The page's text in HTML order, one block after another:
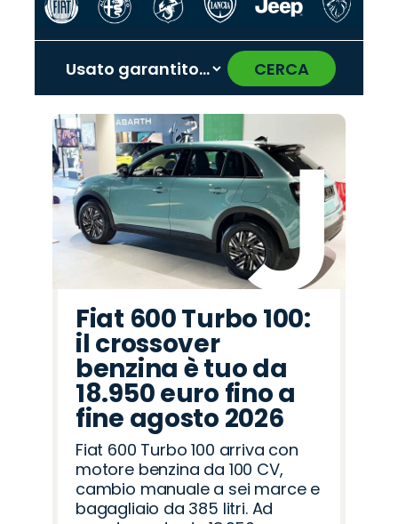
CERCA
Promo
Abarth
Promo
Omoda
Promo
Land
Rover
Promo
Fiat
Promo
Seat
Promo
Cupra
Promo
Peugeot
Promo
Jaecoo
Promo
Hyundai
Promo
Opel
Promo
Jeep
Promo
Mazda
Promo
Alfa
Romeo
Promo
Lancia
Promo
Citroën
‹ ›
Fiat 600 Turbo 100:
il crossover
benzina è tuo da
18.950 euro fino a
fine agosto 2026
Fiat 600 Turbo 100 arriva con
motore benzina da 100 CV,
cambio manuale a sei marce e
bagagliaio da 385 litri. Ad